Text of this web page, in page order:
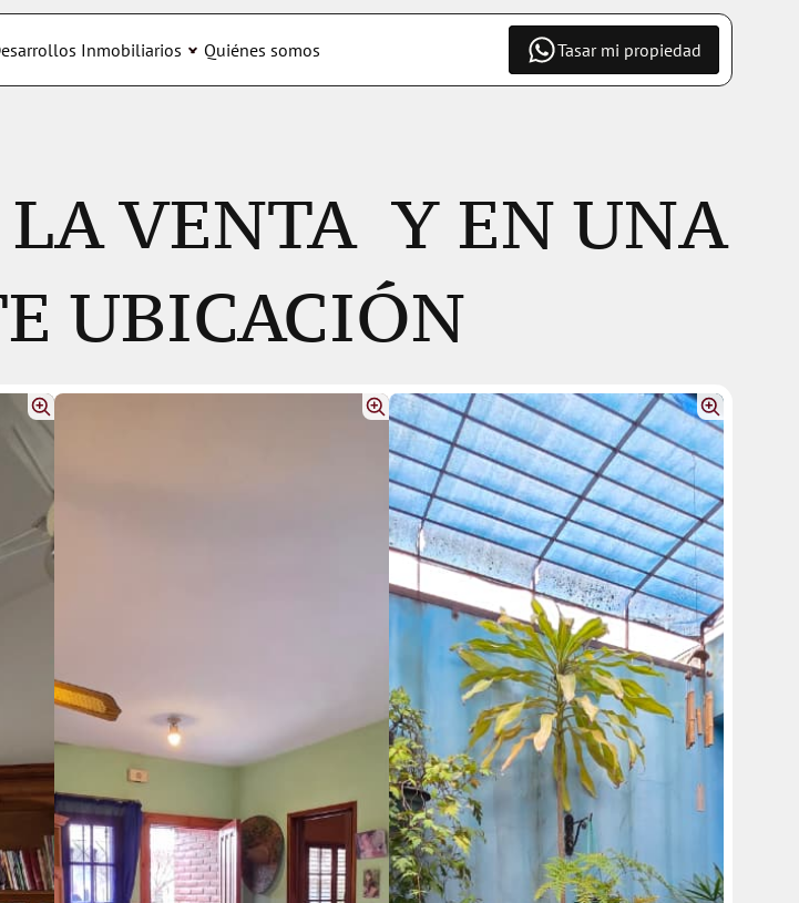
Inmobiliarios Quiénes somos Tasar mi propiedad
VENTA  Y EN UNA
UBICACIÓN